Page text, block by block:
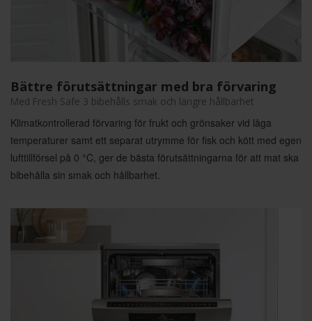
Bättre förutsättningar med bra förvaring
Med Fresh Safe 3 bibehålls smak och längre hållbarhet
Klimatkontrollerad förvaring för frukt och grönsaker vid låga
temperaturer samt ett separat utrymme för fisk och kött med egen
lufttillförsel på 0 °C, ger de bästa förutsättningarna för att mat ska
bibehålla sin smak och hållbarhet.